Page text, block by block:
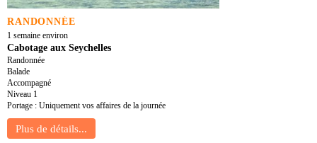
RANDONNÉE
1 semaine environ
Cabotage aux Seychelles
Randonnée
Balade
Accompagné
Niveau 1
Portage : Uniquement vos affaires de la journée